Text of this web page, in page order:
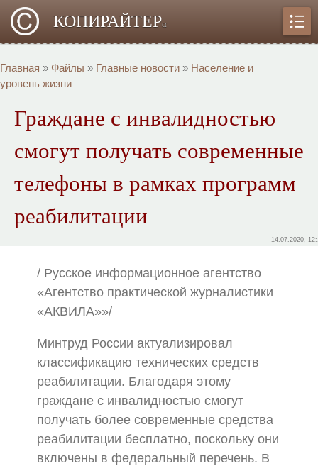
КОПИРАЙТЕРα
Главная » Файлы » Главные новости » Население и
уровень жизни
Граждане с инвалидностью
смогут получать современные
телефоны в рамках программ
реабилитации
14.07.2020,
/ Русское информационное агентство
«Агентство практической журналистики
«АКВИЛА»»/
Минтруд России актуализировал
классификацию технических средств
реабилитации. Благодаря этому
граждане с инвалидностью смогут
получать более современные средства
реабилитации бесплатно, поскольку они
включены в федеральный перечень. В